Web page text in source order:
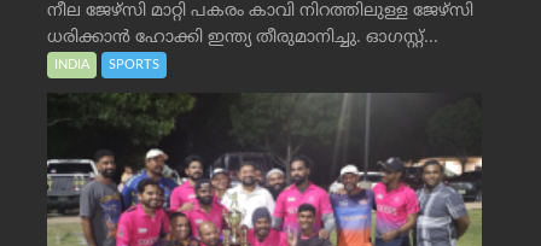
നീല ജേഴ്‌സി മാറ്റി പകരം കാവി നിറത്തിലുള്ള ജേഴ്‌സി
ധരിക്കാൻ ഹോക്കി ഇന്ത്യ തീരുമാനിച്ചു. ഓഗസ്റ്റ്...
INDIA SPORTS